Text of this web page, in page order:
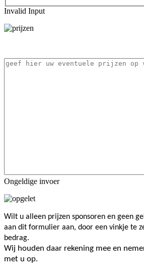
Invalid Input
Ongeldige invoer
Wilt u alleen prijzen sponsoren en geen
aan dit formulier aan, door een vinkje te
bedrag.
Wij houden daar rekening mee en
met u op.